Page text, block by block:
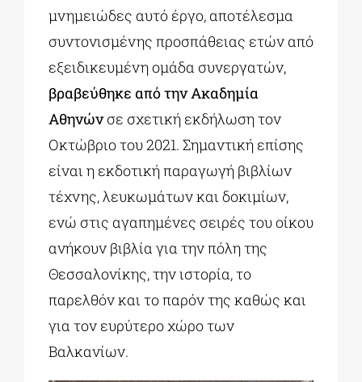
μνημειώδες αυτό έργο, αποτέλεσμα
συντονισμένης προσπάθειας ετών από
εξειδικευμένη ομάδα συνεργατών,
βραβεύθηκε από την Ακαδημία
Αθηνώνσε σχετική εκδήλωση τον
Οκτώβριο του 2021. Σημαντική επίσης
είναι η εκδοτική παραγωγή βιβλίων
τέχνης, λευκωμάτων και δοκιμίων,
ενώ στις αγαπημένες σειρές του οίκου
ανήκουν βιβλία για την πόλη της
Θεσσαλονίκης, την ιστορία, το
παρελθόν και το παρόν της καθώς και
για τον ευρύτερο χώρο των
Βαλκανίων.